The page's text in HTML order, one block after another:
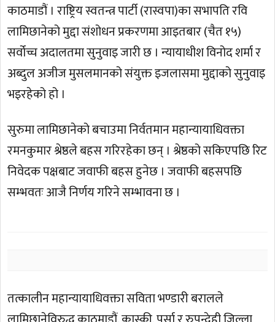
काठमाडौं । राष्ट्रिय स्वतन्त्र पार्टी (रास्वपा)का सभापति रवि
लामिछानेको मुद्दा संशोधन प्रकरणमा आइतबार (चैत १५)
सर्वोच्च अदालतमा सुनुवाइ जारी छ । न्यायाधीश विनोद शर्मा र
अब्दुल अजीज मुसलमानको संयुक्त इजलासमा मुद्दाको सुनुवाइ
भइरहेको हो ।
सुरुमा लामिछानेको बचाउमा निर्वतमान महान्यायाधिवक्ता
रमनकुमार श्रेष्ठले बहस गरिरहेका छन् । श्रेष्ठको सकिएपछि रिट
निवेदक पक्षबाट जवाफी बहस हुनेछ । जवाफी बहसपछि
सम्भवतः आजै निर्णय गरिने सम्भावना छ ।
तत्कालीन महान्यायाधिवक्ता सविता भण्डारी बरालले